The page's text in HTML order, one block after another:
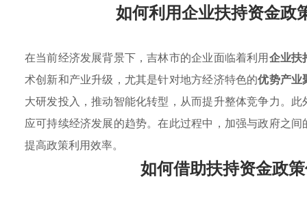
如何利用企业扶持资金政
在当前经济发展背景下，吉林市的企业面临着利用企业扶
术创新和产业升级，尤其是针对地方经济特色的优势产业
大研发投入，推动智能化转型，从而提升整体竞争力。
应可持续经济发展的趋势。在此过程中，加强与政府之
提高政策利用效率。
如何借助扶持资金政